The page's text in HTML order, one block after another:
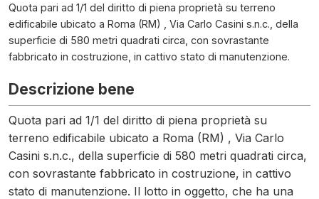
Quota pari ad 1/1 del diritto di piena proprietà su terreno
edificabile ubicato a Roma (RM) , Via Carlo Casini s.n.c., della
superficie di 580 metri quadrati circa, con sovrastante
fabbricato in costruzione, in cattivo stato di manutenzione.
Descrizione bene
Quota pari ad 1/1 del diritto di piena proprietà su
terreno edificabile ubicato a Roma (RM) , Via Carlo
Casini s.n.c., della superficie di 580 metri quadrati circa,
con sovrastante fabbricato in costruzione, in cattivo
stato di manutenzione. Il lotto in oggetto, che ha una